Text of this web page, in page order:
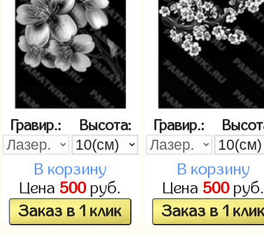
Гравир.: Высота:
В корзину
Цена 500руб.
Заказ в 1 клик
Гравир.:
В корзину
Цена 500руб.
Заказ в 1